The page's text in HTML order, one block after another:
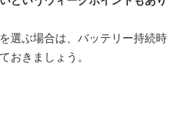
選ぶ場合は、バッテリー持続時
おきましょう。